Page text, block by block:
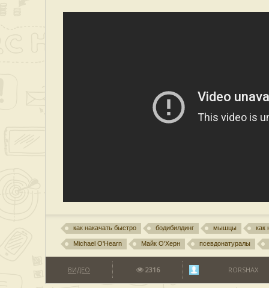
как накачать быстро бодибилдинг мышцы как
Michael O'Hearn Майк О'Херн псевдонатуралы
ВИДЕО 2316 RORSHAX